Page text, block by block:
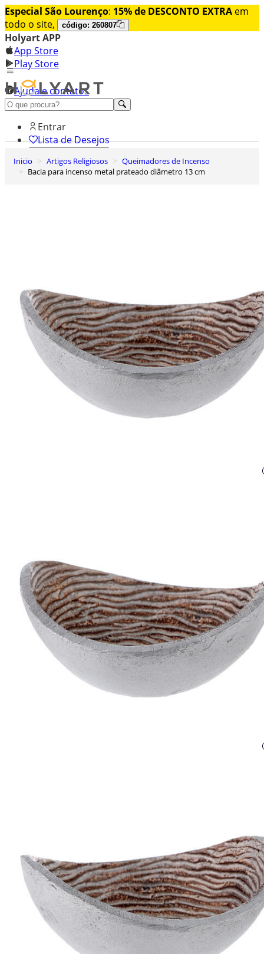
Especial São Lourenço: 15% de DESCONTO EXTRA em
todo o site,
código: 260807
Holyart APP
App Store
Play Store
Ajuda e contatos
Conheça premium
Entrar
Lista de Desejos
0
Carrinho de Compras
Inicio Artigos Religiosos
Queimadores de Incenso
Bacia para incenso metal prateado diâmetro 13 cm